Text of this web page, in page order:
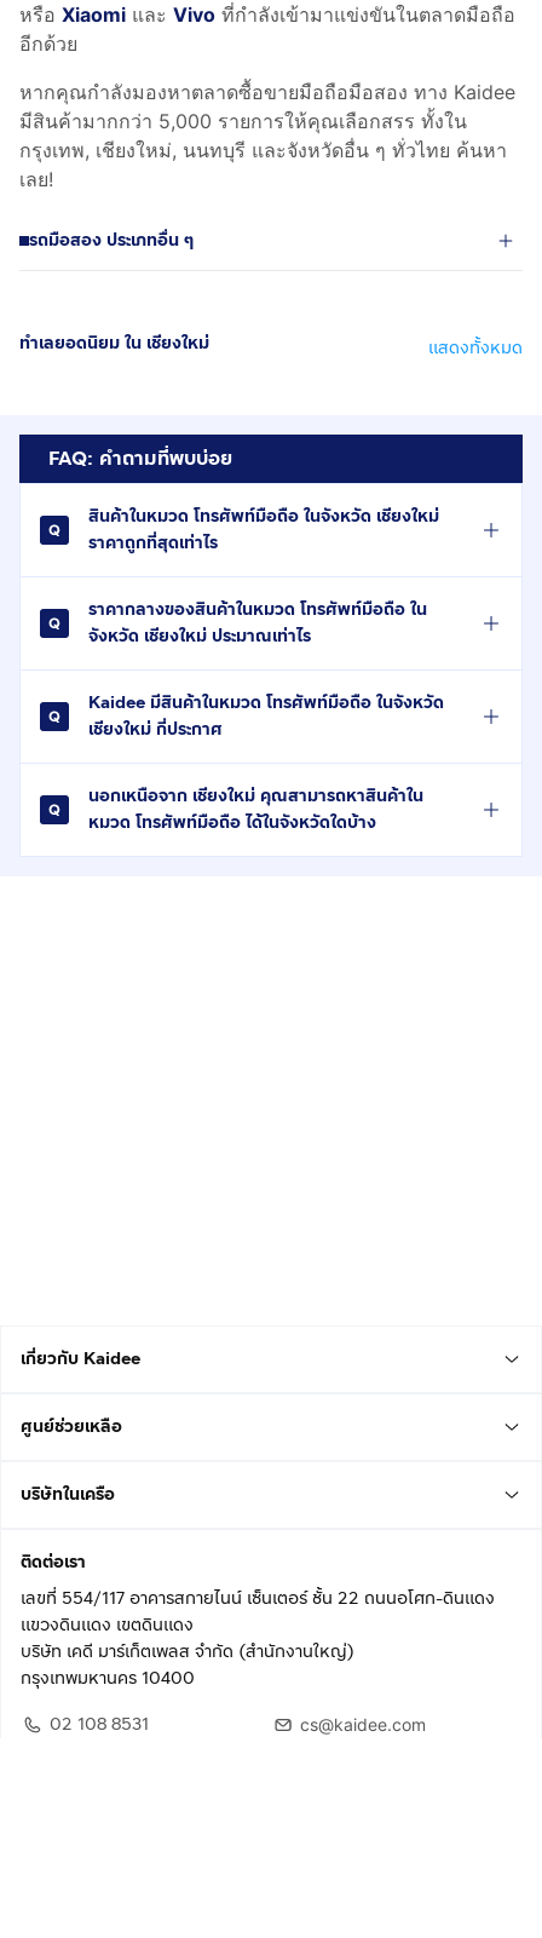
หรือ Xiaomi และ Vivo ที่กำลังเข้ามาแข่งขันในตลาดมือถือ
อีกด้วย
หากคุณกำลังมองหาตลาดซื้อขายมือถือมือสอง ทาง Kaidee
มีสินค้ามากกว่า 5,000 รายการให้คุณเลือกสรร ทั้งใน
กรุงเทพ, เชียงใหม่, นนทบุรี และจังหวัดอื่น ๆ ทั่วไทย ค้นหา
เลย!
รถมือสอง ประเภทอื่น ๆ
ทำเลยอดนิยม ใน เชียงใหม่ แสดงทั้งหมด
FAQ: คำถามที่พบบ่อย
สินค้าในหมวด โทรศัพท์มือถือ ในจังหวัด เชียงใหม่
ราคาถูกที่สุดเท่าไร
ราคากลางของสินค้าในหมวด โทรศัพท์มือถือ ใน
จังหวัด เชียงใหม่ ประมาณเท่าไร
Kaidee มีสินค้าในหมวด โทรศัพท์มือถือ ในจังหวัด
เชียงใหม่ กี่ประกาศ
นอกเหนือจาก เชียงใหม่ คุณสามารถหาสินค้าใน
หมวด โทรศัพท์มือถือ ได้ในจังหวัดใดบ้าง
เกี่ยวกับ Kaidee
ศูนย์ช่วยเหลือ
บริษัทในเครือ
ติดต่อเรา
เลขที่ 554/117 อาคารสกายไนน์ เซ็นเตอร์ ชั้น 22 ถนนอโศก-ดินแดง
แขวงดินแดง เขตดินแดง
บริษัท เคดี มาร์เก็ตเพลส จำกัด (สำนักงานใหญ่)
กรุงเทพมหานคร 10400
02 108 8531
cs@kaidee.com